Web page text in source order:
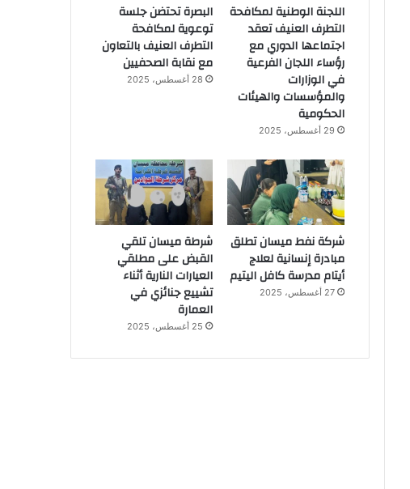
اللجنة الوطنية لمكافحة
التطرف العنيف تعقد
اجتماعها الدوري مع
رؤساء اللجان الفرعية
في الوزارات
والمؤسسات والهيئات
الحكومية
29 أغسطس، 2025
البصرة تحتضن جلسة
توعوية لمكافحة
التطرف العنيف بالتعاون
مع نقابة الصحفيين
28 أغسطس، 2025
شركة نفط ميسان تطلق
مبادرة إنسانية لعلاج
أيتام مدرسة كافل اليتيم
27 أغسطس، 2025
شرطة ميسان تلقي
القبض على مطلقي
العيارات النارية أثناء
تشييع جنائزي في
العمارة
25 أغسطس، 2025